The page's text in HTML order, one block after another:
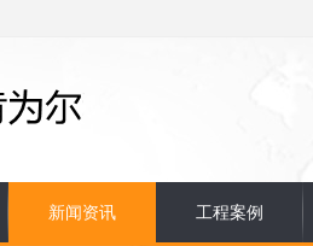
新闻资讯 工程案例